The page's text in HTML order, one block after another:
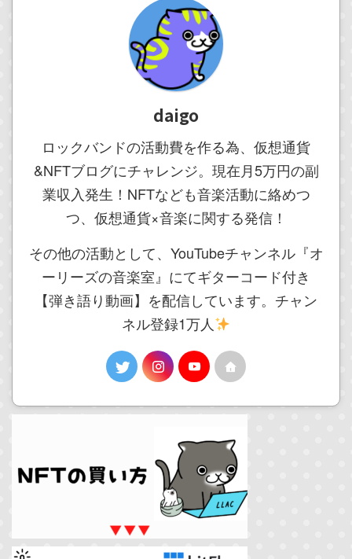
daigo
ロックバンドの活動費を作る為、仮想通貨
&NFTブログにチャレンジ。現在月5万円の副
業収入発生！NFTなども音楽活動に絡めつ
つ、仮想通貨×音楽に関する発信！
その他の活動として、YouTubeチャンネル『オ
ーリーズの音楽室』にてギターコード付き
【弾き語り動画】を配信しています。チャン
ネル登録1万人